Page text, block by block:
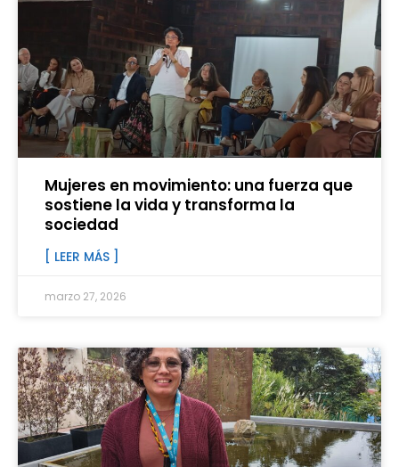
Mujeres en movimiento: una fuerza que
sostiene la vida y transforma la
sociedad
[ LEER MÁS ]
marzo 27, 2026